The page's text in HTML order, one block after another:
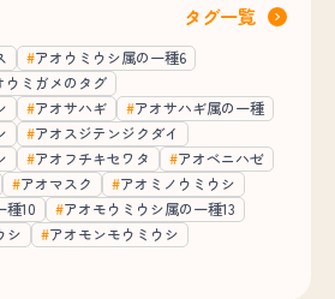
タグ一覧
アオウミウシ属の一種6
ウミガメのタグ
アオサハギ
アオサハギ属の一種
アオスジテンジクダイ
アオフチキセワタ
アオベニハゼ
アオマスク
アオミノウミウシ
種10
アオモウミウシ属の一種13
シ
アオモンモウミウシ